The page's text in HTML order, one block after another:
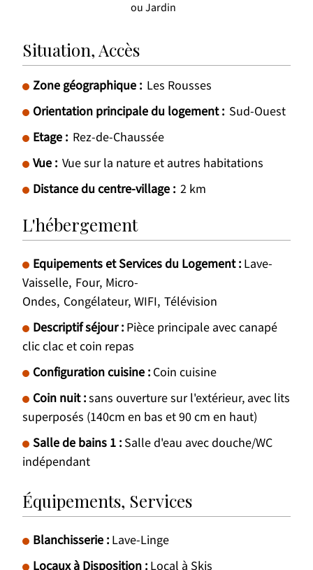
ou Jardin
Situation, Accès
Zone géographique : Les Rousses
Orientation principale du logement : Sud-Ouest
Etage : Rez-de-Chaussée
Vue : Vue sur la nature et autres habitations
Distance du centre-village : 2 km
L'hébergement
Equipements et Services du Logement: Lave-
Vaisselle Four Micro-
Ondes Congélateur WIFI Télévision
Descriptif séjour: Pièce principale avec canapé
clic clac et coin repas
Configuration cuisine : Coin cuisine
Coin nuit:sans ouverture sur l'extérieur, avec lits
superposés (140cm en bas et 90 cm en haut)
Salle de bains 1 : Salle d'eau avec douche/WC
indépendant
Équipements, Services
Blanchisserie : Lave-Linge
Locaux à Disposition : Local à Skis